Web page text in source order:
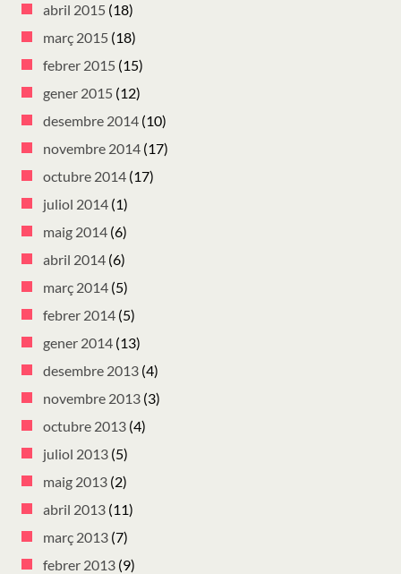
abril 2015 (18)
març 2015 (18)
febrer 2015 (15)
gener 2015 (12)
desembre 2014 (10)
novembre 2014 (17)
octubre 2014 (17)
juliol 2014 (1)
maig 2014 (6)
abril 2014 (6)
març 2014 (5)
febrer 2014 (5)
gener 2014 (13)
desembre 2013 (4)
novembre 2013 (3)
octubre 2013 (4)
juliol 2013 (5)
maig 2013 (2)
abril 2013 (11)
març 2013 (7)
febrer 2013 (9)